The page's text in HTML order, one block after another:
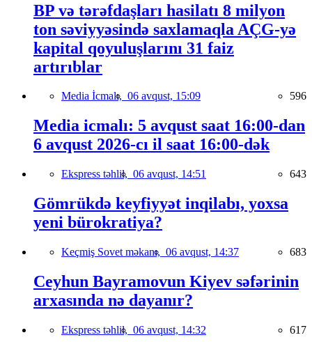
BP və tərəfdaşları hasilatı 8 milyon
ton səviyyəsində saxlamaqla AÇG-yə
kapital qoyuluşlarını 31 faiz
artırıblar
Media İcmalı, 06 avqust, 15:09 596
Media icmalı: 5 avqust saat 16:00-dan
6 avqust 2026-cı il saat 16:00-dək
Ekspress təhlil, 06 avqust, 14:51 643
Gömrükdə keyfiyyət inqilabı, yoxsa
yeni bürokratiya?
Keçmiş Sovet məkanı, 06 avqust, 14:37 683
Ceyhun Bayramovun Kiyev səfərinin
arxasında nə dayanır?
Ekspress təhlil, 06 avqust, 14:32 617